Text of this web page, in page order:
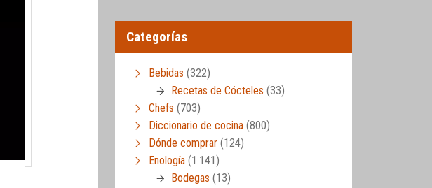
Categorías
Bebidas (322)
Recetas de Cócteles (33)
Chefs (703)
Diccionario de cocina (800)
Dónde comprar (124)
Enología (1.141)
Bodegas (13)